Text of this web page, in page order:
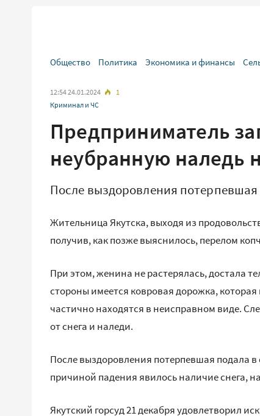
Общество Политика Экономика и финансы
12:54 24.01.2024
1
Криминал и ЧС
Предприниматель
неубранную наледь
После выздоровления потерпевшая
Жительница Якутска, выходя из
получив, как позже выяснилось, перелом
При этом, женина не растерялась, достала
стороны имеется ковровая дорожка,
частично находятся в неисправном виде.
от снега и наледи.
После выздоровления потерпевшая подала
причиной падения явилось наличие снега,
Якутский горсуд 21 декабря удовлетворил